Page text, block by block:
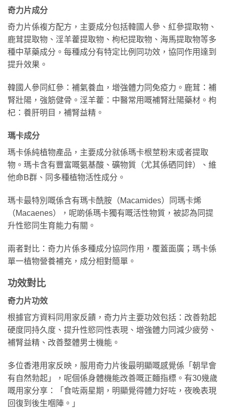
奇力片成分
奇力片係複方配方，主要成分包括韓國人參、紅參提取物、
鹿茸提取物、淫羊藿提取物、枸杞提取物、海馬提取物等多
種中草藥成分。每種成分有特定比例同功效，協同作用達到
提升效果。
韓國人參同紅參：補氣養血，增強體力同免疫力。鹿茸：補
腎壯陽，強筋健骨。淫羊藿：中醫常用嘅補腎壯陽藥材。枸
杞：養肝明目，補腎益精。
瑪卡成分
瑪卡係純植物產品，主要成分就係瑪卡根莖粉末或者提取
物。瑪卡含有豐富嘅氨基酸、礦物質（尤其係硒同鋅）、維
他命B群、同多種植物活性成分。
瑪卡最特別嘅係含有瑪卡酰胺（Macamides）同瑪卡烯
（Macaenes），呢啲係瑪卡獨有嘅活性物質，被認為同提
升性慾同生育能力有關。
兩者對比：奇力片係多種成分協同作用，覆蓋面廣；瑪卡係
單一植物營養補充，成分相對簡單。
功效對比
奇力片功效
根據官方資料同用家反饋，奇力片主要功效包括：改善勃起
硬度同持久度、提升性慾同性表現、增強體力同減少疲勞、
補腎益精、改善整體男士機能。
多位香港用家反映，服用奇力片後最明顯嘅感覺係「朝早會
有自然勃起」，呢個係身體機能改善嘅正麵指標。有30幾歲
嘅用家分享：「食咗兩星期，明顯覺得體力好咗，夜晚表現
回復到後生嗰陣。」